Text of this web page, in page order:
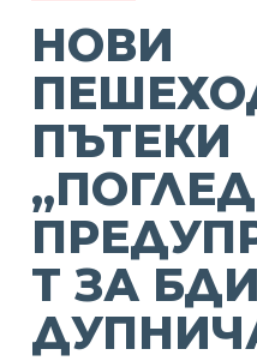
НОВИ
ПЪТЕКИ
Т ЗА